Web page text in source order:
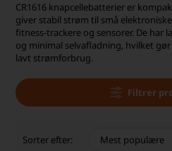
Dansk lager
30 dages returret
Tlf. er lukket uge 27-32
CR1616 knapcellebatterier er
giver stabil strøm til små
fitness-trackere og sensorer. De har
og minimal selvafladning, hvilket
lavt strømforbrug.
Filtrer
Sorter efter: